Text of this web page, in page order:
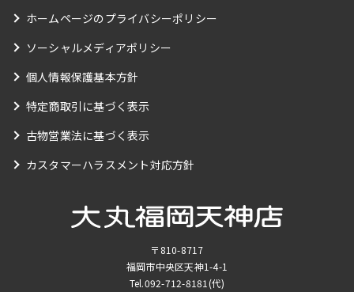
ホームページのプライバシーポリシー
ソーシャルメディアポリシー
個人情報保護基本方針
特定商取引に基づく表示
古物営業法に基づく表示
カスタマーハラスメント対応方針
〒810-8717
福岡市中央区天神1-4-1
Tel.092-712-8181 (代)